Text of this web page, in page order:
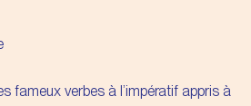
fameux verbes à l’impératif appris à